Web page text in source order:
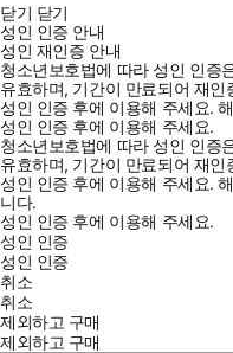
닫기 닫기
성인 인증 안내
성인 재인증 안내
청소년보호법에 따라 성인 인증
유효하며, 기간이 만료되어 재인
성인 인증 후에 이용해 주세요.
성인 인증 후에 이용해 주세요.
청소년보호법에 따라 성인 인증
유효하며, 기간이 만료되어 재인
성인 인증 후에 이용해 주세요.
니다.
성인 인증 후에 이용해 주세요.
성인 인증
성인 인증
취소
취소
제외하고 구매
제외하고 구매